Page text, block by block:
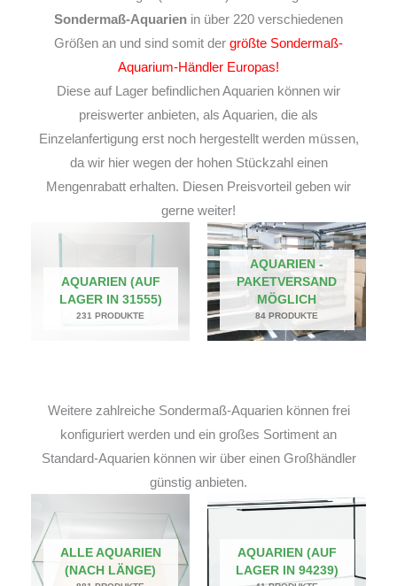
Sondermaß-Aquarien in über 220 verschiedenen
Größen an und sind somit der größte Sondermaß-
Aquarium-Händler Europas!
Diese auf Lager befindlichen Aquarien können wir
preiswerter anbieten, als Aquarien, die als
Einzelanfertigung erst noch hergestellt werden müssen,
da wir hier wegen der hohen Stückzahl einen
Mengenrabatt erhalten. Diesen Preisvorteil geben wir
gerne weiter!
AQUARIEN (AUF
LAGER IN 31555)
231 PRODUKTE
AQUARIEN -
PAKETVERSAND
MÖGLICH
84 PRODUKTE
Weitere zahlreiche Sondermaß-Aquarien können frei
konfiguriert werden und ein großes Sortiment an
Standard-Aquarien können wir über einen Großhändler
günstig anbieten.
ALLE AQUARIEN
(NACH LÄNGE)
AQUARIEN (AUF
LAGER IN 94239)